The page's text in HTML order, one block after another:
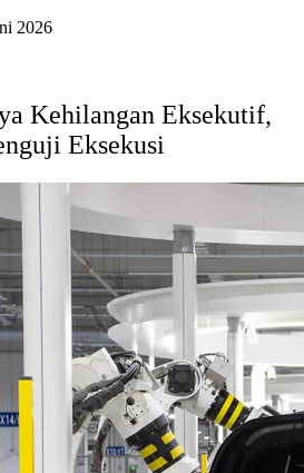
2026
Kehilangan Eksekutif,
Eksekusi